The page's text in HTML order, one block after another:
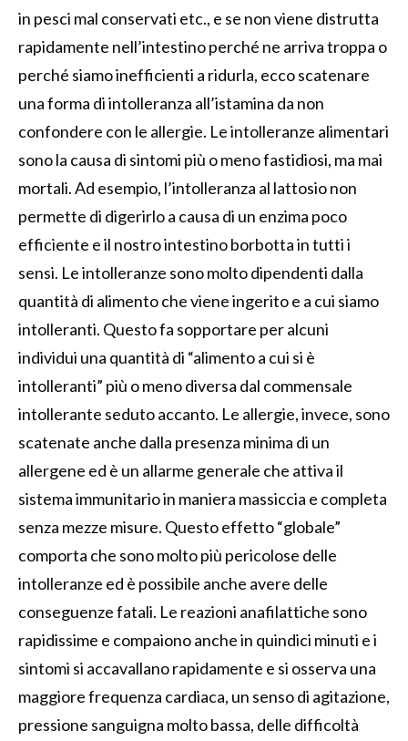
in pesci mal conservati etc., e se non viene distrutta
rapidamente nell’intestino perché ne arriva troppa o
perché siamo inefficienti a ridurla, ecco scatenare
una forma di intolleranza all’istamina da non
confondere con le allergie. Le intolleranze alimentari
sono la causa di sintomi più o meno fastidiosi, ma mai
mortali. Ad esempio, l’intolleranza al lattosio non
permette di digerirlo a causa di un enzima poco
efficiente e il nostro intestino borbotta in tutti i
sensi. Le intolleranze sono molto dipendenti dalla
quantità di alimento che viene ingerito e a cui siamo
intolleranti. Questo fa sopportare per alcuni
individui una quantità di “alimento a cui si è
intolleranti” più o meno diversa dal commensale
intollerante seduto accanto. Le allergie, invece, sono
scatenate anche dalla presenza minima di un
allergene ed è un allarme generale che attiva il
sistema immunitario in maniera massiccia e completa
senza mezze misure. Questo effetto “globale”
comporta che sono molto più pericolose delle
intolleranze ed è possibile anche avere delle
conseguenze fatali. Le reazioni anafilattiche sono
rapidissime e compaiono anche in quindici minuti e i
sintomi si accavallano rapidamente e si osserva una
maggiore frequenza cardiaca, un senso di agitazione,
pressione sanguigna molto bassa, delle difficoltà